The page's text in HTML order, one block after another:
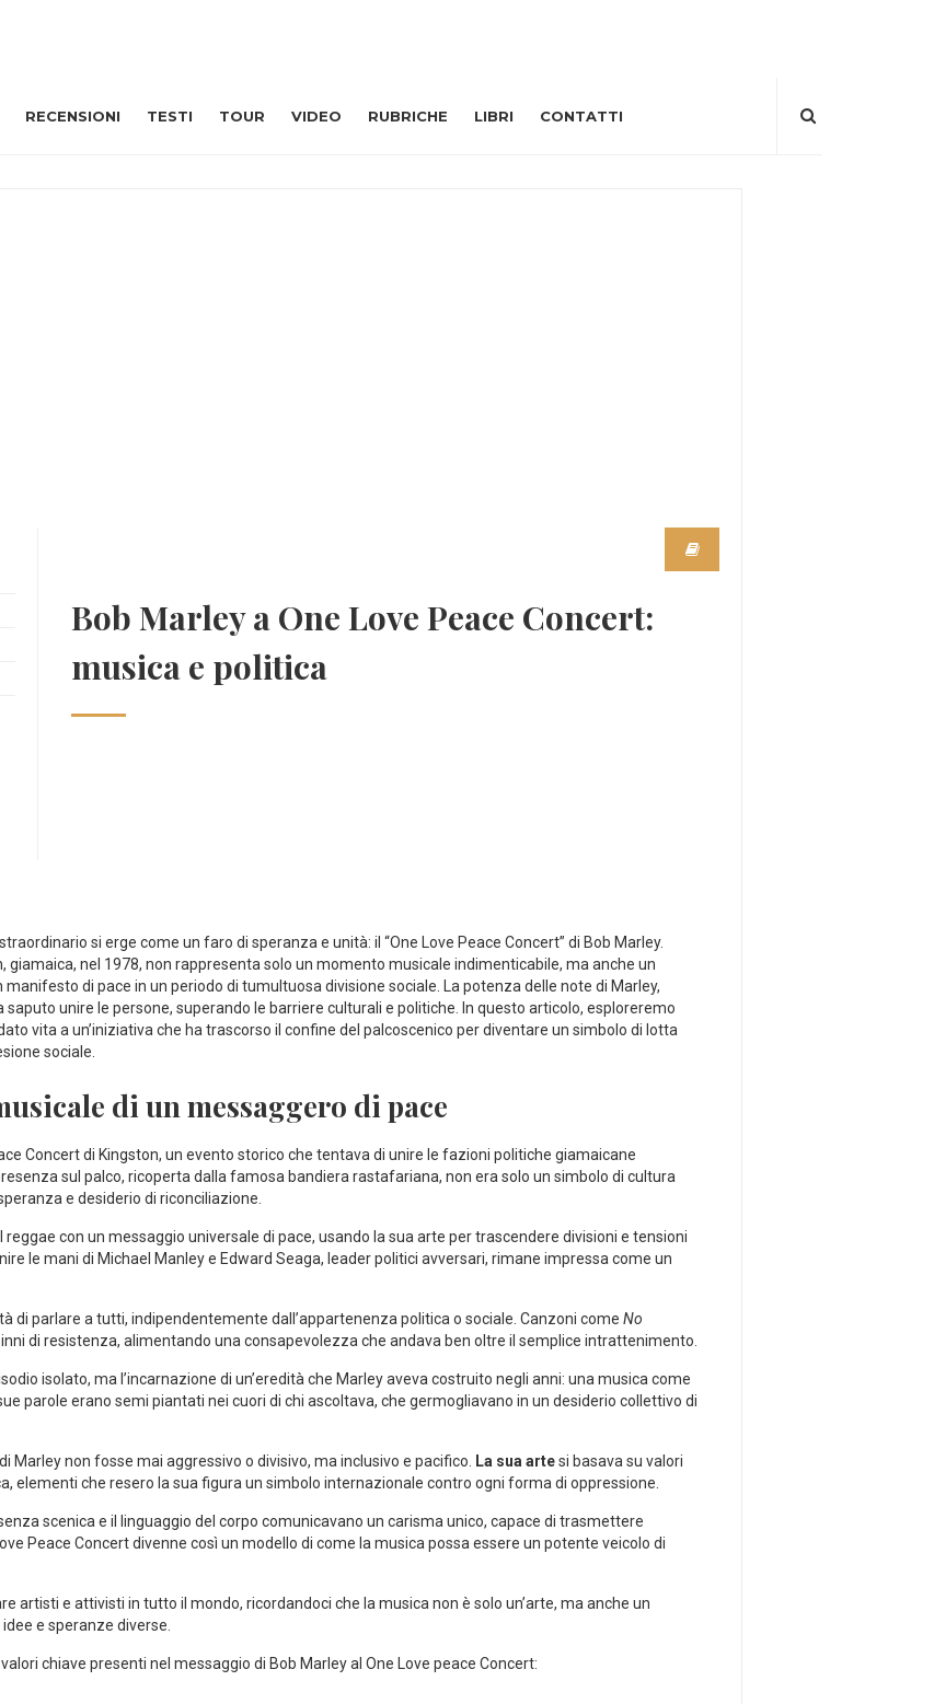
RECENSIONI TESTI TOUR VIDEO RUBRICHE LIBRI CONTATTI
Bob Marley a One Love Peace Concert:
musica e politica
⁤si erge come un faro‍ di⁣ speranza e unità: il “One⁤ Love Peace Concert” di Bob‍ Marley.
giamaica, nel 1978, non ⁤rappresenta solo un momento musicale indimenticabile, ma anche un⁢
di pace in un periodo di tumultuosa divisione sociale. ⁢La potenza⁤ delle note​ di ‍Marley,
⁤unire le persone, superando le⁢ barriere culturali e politiche. In‌ questo articolo, esploreremo
vita ⁣a‌ un’iniziativa che ha trascorso il confine del⁣ palcoscenico per diventare un simbolo di ⁤lotta
sociale.
⁤di un messaggero di​ pace
⁢Concert di Kingston, un evento⁣ storico che tentava di unire le ⁢fazioni politiche giamaicane
sul palco, ⁢ricoperta dalla famosa bandiera rastafariana, non era solo un simbolo di cultura
e⁤ desiderio di riconciliazione.
⁣con un messaggio universale di pace, usando la sua ⁤arte per trascendere divisioni⁤ e tensioni
le mani​ di Michael Manley e Edward Seaga, leader politici ⁤avversari, rimane⁤ impressa come ‍un
di parlare a tutti, indipendentemente dall’appartenenza politica ⁣o ‌sociale. ⁤Canzoni come No
di resistenza, alimentando⁣ una consapevolezza che andava ben⁤ oltre il semplice intrattenimento.
‌isolato, ma l’incarnazione di un’eredità che Marley aveva costruito negli anni:⁤ una musica⁣ come
parole⁤ erano semi piantati ​nei cuori di chi ascoltava, che germogliavano‌ in un desiderio ‍collettivo di
⁣Marley non fosse ‌mai ‌aggressivo ‌o ⁢divisivo, ma inclusivo e ⁢pacifico. La ⁣sua artesi basava su⁤ valori
elementi che resero la sua figura ‌un simbolo⁤ internazionale contro ogni forma di oppressione.
scenica e il⁢ linguaggio del⁣ corpo comunicavano ​un carisma unico, capace di trasmettere⁢
Peace Concert divenne così un modello di come la musica possa essere un potente veicolo di
artisti e attivisti in⁢ tutto⁣ il mondo, ⁤ricordandoci​ che la ⁣musica non è solo un’arte, ma⁢ anche un
e speranze ⁣diverse.
chiave presenti nel messaggio di ‌Bob Marley al One ​Love peace Concert: